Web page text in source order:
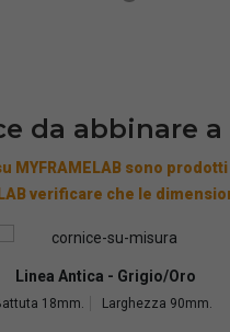
da abbinare
MYFRAMELAB sono
verificare che le